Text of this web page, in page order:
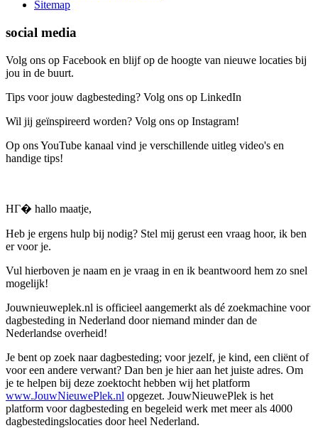
Sitemap
social media
Volg ons op Facebook en blijf op de hoogte van nieuwe locaties bij
jou in de buurt.
Tips voor jouw dagbesteding? Volg ons op LinkedIn
Wil jij geïnspireerd worden? Volg ons op Instagram!
Op ons YouTube kanaal vind je verschillende uitleg video's en
handige tips!
HГ� hallo maatje,
Heb je ergens hulp bij nodig? Stel mij gerust een vraag hoor, ik ben
er voor je.
Vul hierboven je naam en je vraag in en ik beantwoord hem zo snel
mogelijk!
Jouwnieuweplek.nl is officieel aangemerkt als dé zoekmachine voor
dagbesteding in Nederland door niemand minder dan de
Nederlandse overheid!
Je bent op zoek naar dagbesteding; voor jezelf, je kind, een cliënt of
voor een andere verwant? Dan ben je hier aan het juiste adres. Om
je te helpen bij deze zoektocht hebben wij het platform
www.JouwNieuwePlek.nl opgezet. JouwNieuwePlek is het
platform voor dagbesteding en begeleid werk met meer als 4000
dagbestedingslocaties door heel Nederland.